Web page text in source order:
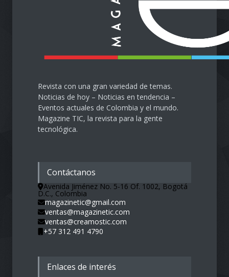
Revista con una gran variedad de temas.
Noticias de hoy – Noticias en tendencia –
Eventos actuales de Colombia y el mundo.
Magazine TIC, la revista para la gente
tecnológica.
Contáctanos
Avenida Jiménez No. 5-16 Of. 1002, Bogotá
D.C., Colombia
magazinetic@gmail.com
ventas@magazinetic.com
ventas@creamostic.com
+57 312 491 4790
Enlaces de interés